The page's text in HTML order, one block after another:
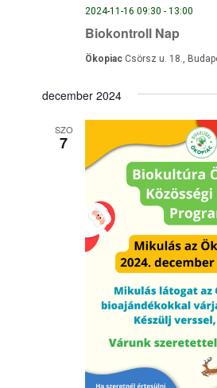
Biokontroll Nap
2024-11-16 09:30 -13:00
Ökopiac Csörsz u. 18.,
december 2024
SZO
7